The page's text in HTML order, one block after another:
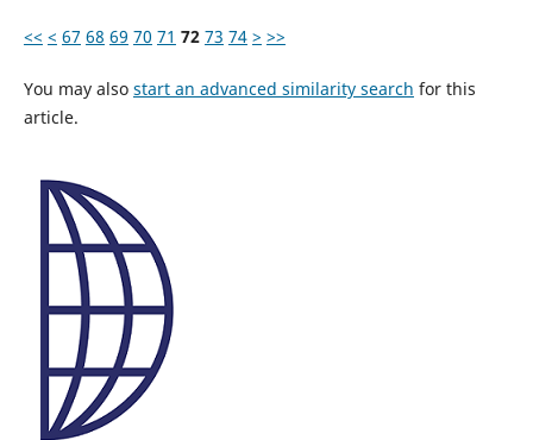
<< < 67 68 69 70 71 72 73 74 > >>
You may also start an advanced similarity search for this
article.